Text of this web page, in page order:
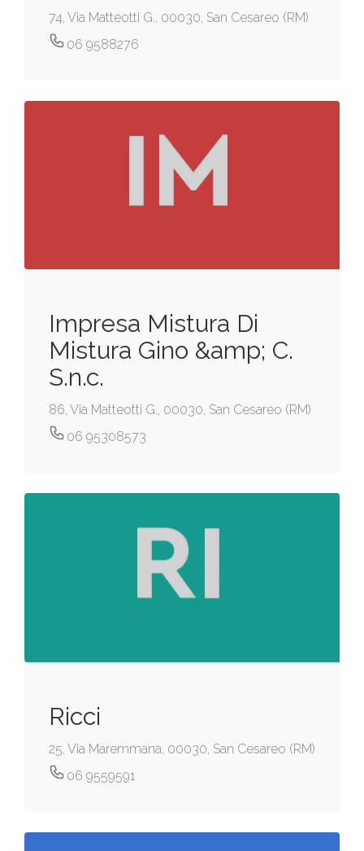
74, Via Matteotti G., 00030, San Cesareo (RM)
06 9588276
Impresa Mistura Di
Mistura Gino &amp; C.
S.n.c.
86, Via Matteotti G., 00030, San Cesareo (RM)
06 95308573
Ricci
25, Via Maremmana, 00030, San Cesareo (RM)
06 9559591